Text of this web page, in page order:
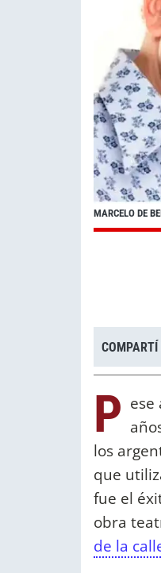
MARCELO DE
P ese
los
que
fue el
obra
de la